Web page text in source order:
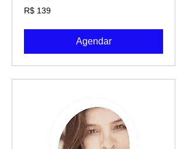
139
Reais
R$ 139
Agendar